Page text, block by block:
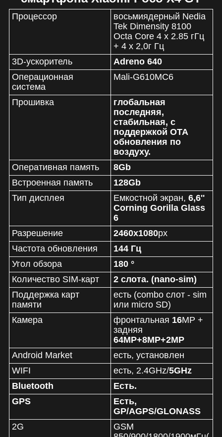
Процессор восьмиядерный Nedia
Tek Dimensity 8100
Octa Core 4 x 2.85 гГц
+ 4 х 2,0г Гц
3D-ускоритель
Adreno 640
Операционная
система
Mali-G610MC6
Прошивка
глобальная
последняя,
стабильная, с
поддержкой ОТА
обновления по
воздуху.
Оперативная память
8Gb
Встроенная память
128Gb
Тип дисплея
Емкостной экран, 6,6''
Corning Gorilla Glass
6
Разрешение
2460x1080px
Частота обновления
144 Гц
Угол обзора
180 °
Количество SIM-карт
2 слота. (nano-sim)
Поддержка карт
памяти
есть (combo слот - sim
или micro SD)
Камера
фронтальная 16MP +
задняя
64MP+8MP+2MP
Android Market
есть, установлен
WIFI
есть, 2.4GHz/5GHz
Bluetooth
Есть.
GPS
Есть,
GP/AGPS/GLONASS
2G
GSM